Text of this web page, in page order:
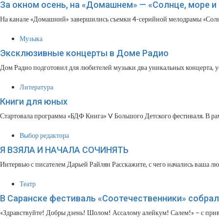
За окном осень, на «Домашнем» — «Солнце, море
На канале «Домашний» завершились съемки 4-серийной мелодрамы
Музыка
Эксклюзивные концерты в Доме Радио
Дом Радио подготовил для любителей музыки два уникальных концерта,
Литература
Книги для юных
Стартовала программа «БДФ Книга» V Большого Детского фестиваля. В
Выбор редактора
Я ВЗЯЛА И НАЧАЛА СОЧИНЯТЬ
Интервью с писателем Дарьей Райлян Расскажите, с чего начались ваша
Театр
В Саранске фестиваль «Соотечественники»
«Здравствуйте! Добры дзень! Шолом! Ассалому алейкум! Салем!» – с